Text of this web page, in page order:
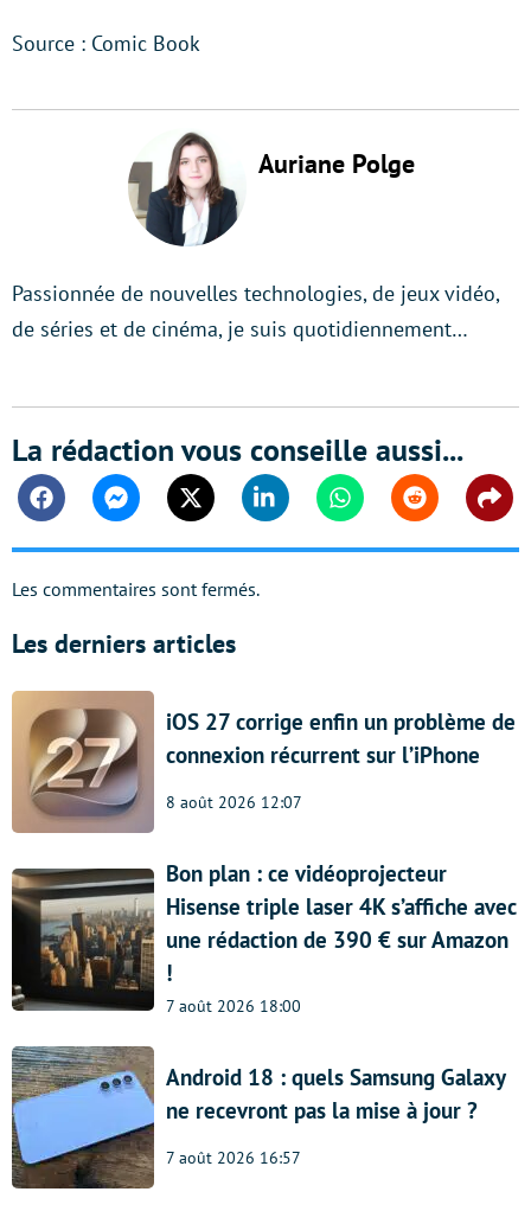
Source : Comic Book
Auriane Polge
Passionnée de nouvelles technologies, de jeux vidéo,
de séries et de cinéma, je suis quotidiennement…
La rédaction vous conseille aussi...
FacebookMessengerTwitter Linkedin WhatsappReddit
Les commentaires sont fermés.
Les derniers articles
iOS 27 corrige enfin un problème de
connexion récurrent sur l’iPhone
8 août 2026 12:07
Bon plan : ce vidéoprojecteur
Hisense triple laser 4K s’affiche avec
une rédaction de 390 € sur Amazon
!
7 août 2026 18:00
Android 18 : quels Samsung Galaxy
ne recevront pas la mise à jour ?
7 août 2026 16:57